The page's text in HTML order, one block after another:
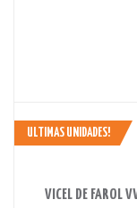
ULTIMAS UNIDADES!
VICEL DE FAROL